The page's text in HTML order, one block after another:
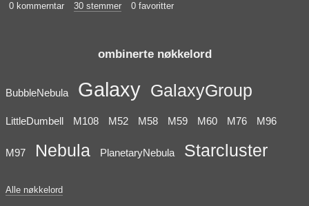
0 kommerntar 30 stemmer 0 favoritter
ombinerte nøkkelord
BubbleNebula Galaxy GalaxyGroup
LittleDumbell M108 M52 M58 M59 M60 M76 M96
M97 Nebula PlanetaryNebula Starcluster
Alle nøkkelord